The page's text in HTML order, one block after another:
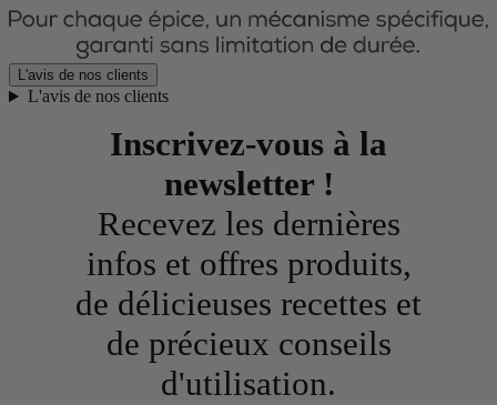
L'avis de nos clients
L'avis de nos clients
Inscrivez-vous à la
newsletter !
Recevez les dernières
infos et offres produits,
de délicieuses recettes et
de précieux conseils
d'utilisation.